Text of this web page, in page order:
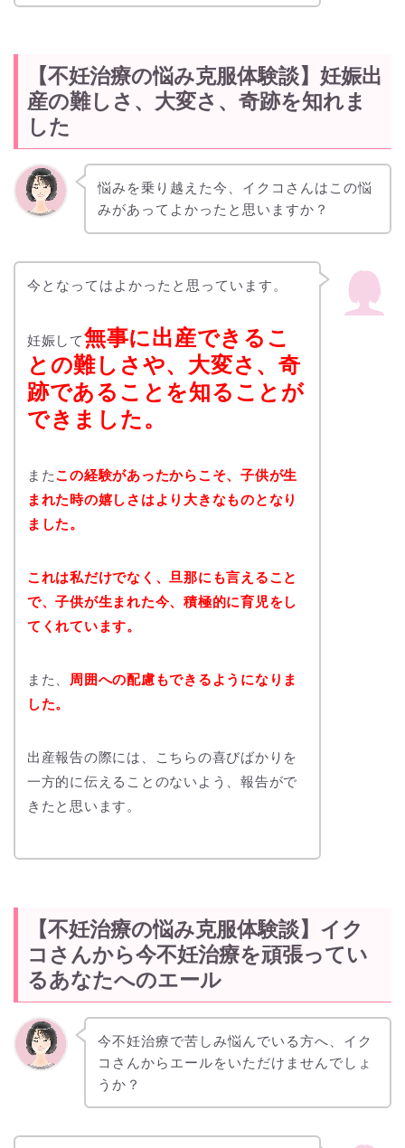
【不妊治療の悩み克服体験談】妊娠出
産の難しさ、大変さ、奇跡を知れま
した
悩みを乗り越えた今、イクコさんはこの悩
みがあってよかったと思いますか？
今となってはよかったと思っています。
妊娠して無事に出産できるこ
との難しさや、大変さ、奇
跡であることを知ることが
できました。
またこの経験があったからこそ、子供が生
まれた時の嬉しさはより大きなものとなり
ました。
これは私だけでなく、旦那にも言えること
で、子供が生まれた今、積極的に育児をし
てくれています。
また、
周囲への配慮もできるようになりま
した。
出産報告の際には、こちらの喜びばかりを
一方的に伝えることのないよう、報告がで
きたと思います。
【不妊治療の悩み克服体験談】イク
コさんから今不妊治療を頑張ってい
るあなたへのエール
今不妊治療で苦しみ悩んでいる方へ、イク
コさんからエールをいただけませんでしょ
うか？